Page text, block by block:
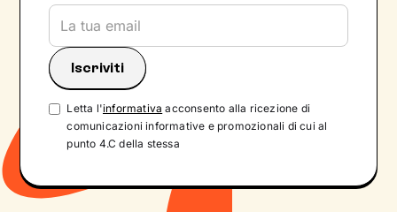
Letta l'informativa acconsento alla ricezione di
comunicazioni informative e promozionali di cui al
punto 4.C della stessa